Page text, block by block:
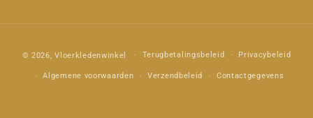
© 2026,Vloerkledenwinkel Terugbetalingsbeleid Privacybeleid
Algemene voorwaarden Verzendbeleid Contactgegevens